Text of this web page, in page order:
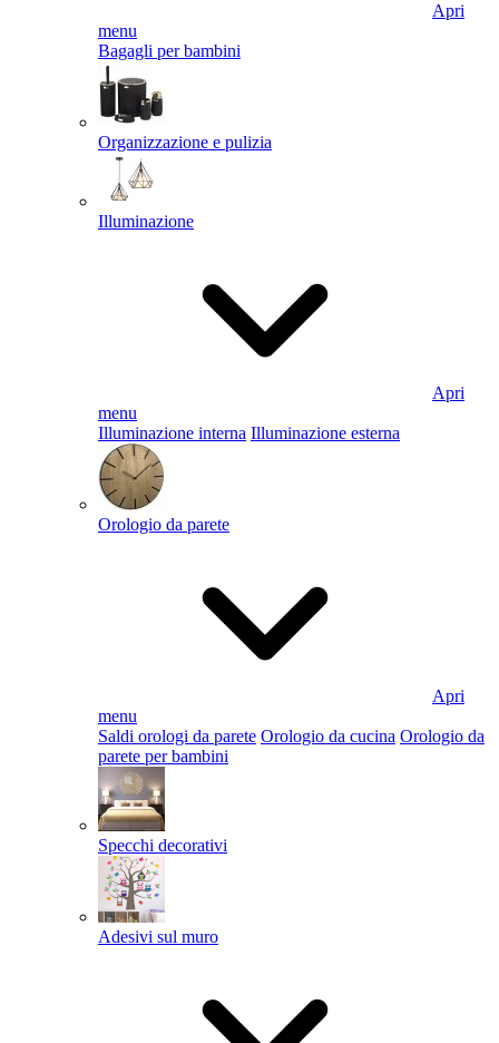
Apri
menu
Bagagli per bambini
Organizzazione e pulizia
Illuminazione
Apri
menu
Illuminazione interna Illuminazione esterna
Orologio da parete
Apri
menu
Saldi orologi da parete Orologio da cucina Orologio da
parete per bambini
Specchi decorativi
Adesivi sul muro